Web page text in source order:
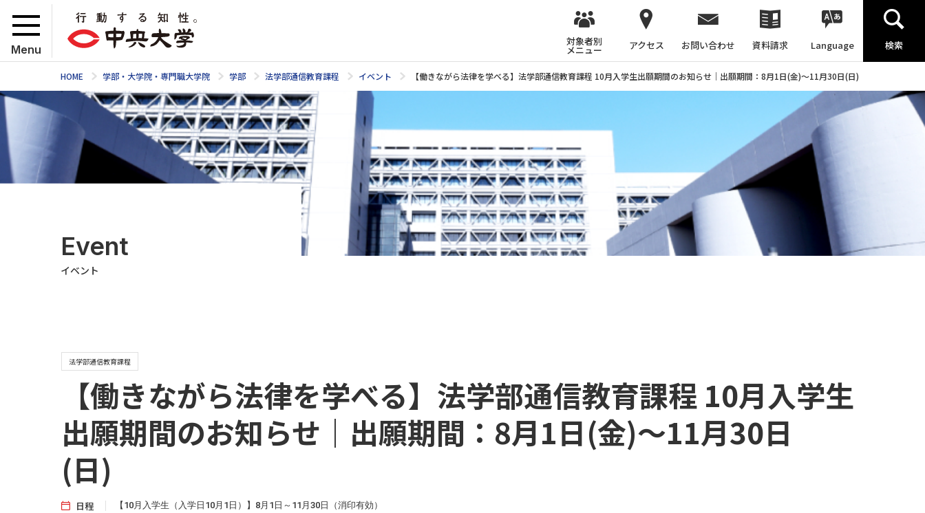
Menu
対象者別
メニュー アクセス お問い合わせ 資料請求 Language 検索
HOME 学部・大学院・専門職大学院 学部 法学部通信教育課程 イベント 【働きながら法律を学べる】法学部通信教育課程 10月入学生出願期間のお知らせ｜出願期間：8月1日(金)～11月30日(日)
Event
イベント
法学部通信教育課程
【働きながら法律を学べる】法学部通信教育課程 10月入学生
出願期間のお知らせ｜出願期間：8月1日(金)～11月30日
(日)
日程 【10月入学生（入学日10月1日）】8月1日～11月30日（消印有効）